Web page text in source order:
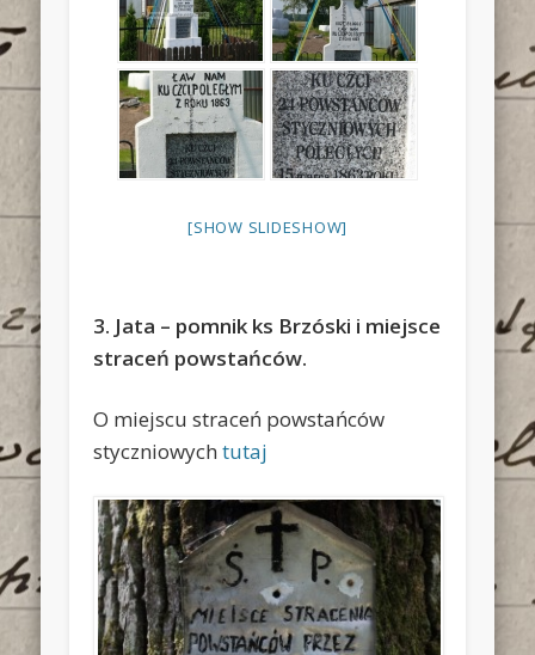
[SHOW SLIDESHOW]
3. Jata – pomnik ks Brzóski i miejsce
straceń powstańców.
O miejscu straceń powstańców
styczniowychtutaj